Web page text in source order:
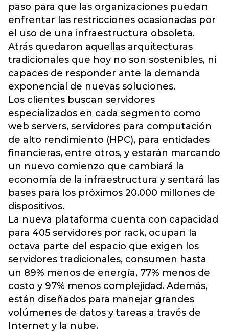
paso para que las organizaciones puedan
enfrentar las restricciones ocasionadas por
el uso de una infraestructura obsoleta.
Atrás quedaron aquellas arquitecturas
tradicionales que hoy no son sostenibles, ni
capaces de responder ante la demanda
exponencial de nuevas soluciones.
Los clientes buscan servidores
especializados en cada segmento como
web servers, servidores para computación
de alto rendimiento (HPC), para entidades
financieras, entre otros, y estarán marcando
un nuevo comienzo que cambiará la
economía de la infraestructura y sentará las
bases para los próximos 20.000 millones de
dispositivos.
La nueva plataforma cuenta con capacidad
para 405 servidores por rack, ocupan la
octava parte del espacio que exigen los
servidores tradicionales, consumen hasta
un 89% menos de energía, 77% menos de
costo y 97% menos complejidad. Además,
están diseñados para manejar grandes
volúmenes de datos y tareas a través de
Internet y la nube.